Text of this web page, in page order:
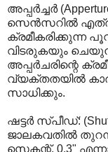
അപ്പര്‍ച്ചര്‍
സെന്‍സറില്‍
വിടരുകയും
അപ്പര്‍ചരിന്റെ
വ്യക്തതയില്‍
സാധിക്കും.
ഷട്ടര്‍ സ്പീഡ്:
ജാലകവതില്‍
സെകന്റ്. 0.3"